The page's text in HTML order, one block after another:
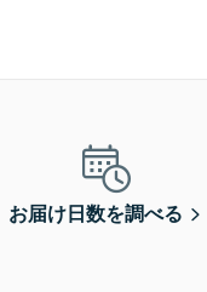
お届け日数を調べる